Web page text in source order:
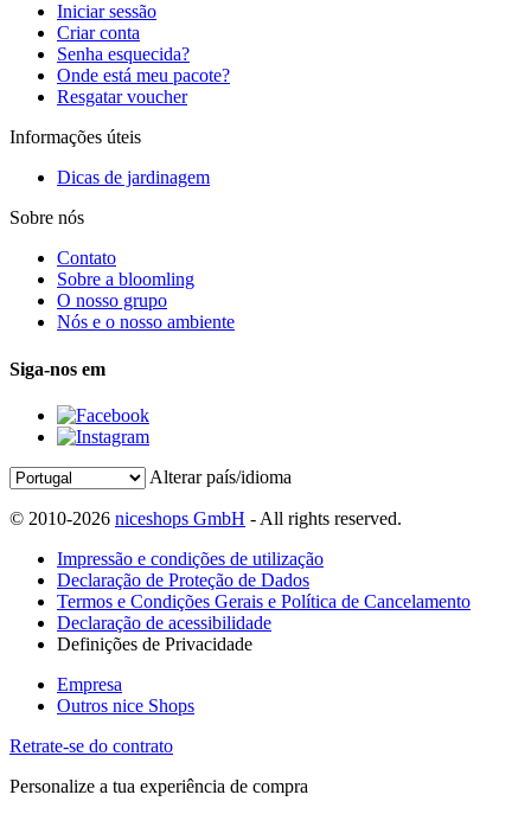
Iniciar sessão
Criar conta
Senha esquecida?
Onde está meu pacote?
Resgatar voucher
Informações úteis
Dicas de jardinagem
Sobre nós
Contato
Sobre a bloomling
O nosso grupo
Nós e o nosso ambiente
Siga-nos em
Alterar país/idioma
© 2010-2026 niceshops GmbH - All rights reserved.
Impressão e condições de utilização
Declaração de Proteção de Dados
Termos e Condições Gerais e Política de Cancelamento
Declaração de acessibilidade
Definições de Privacidade
Empresa
Outros nice Shops
Retrate-se do contrato
Personalize a tua experiência de compra